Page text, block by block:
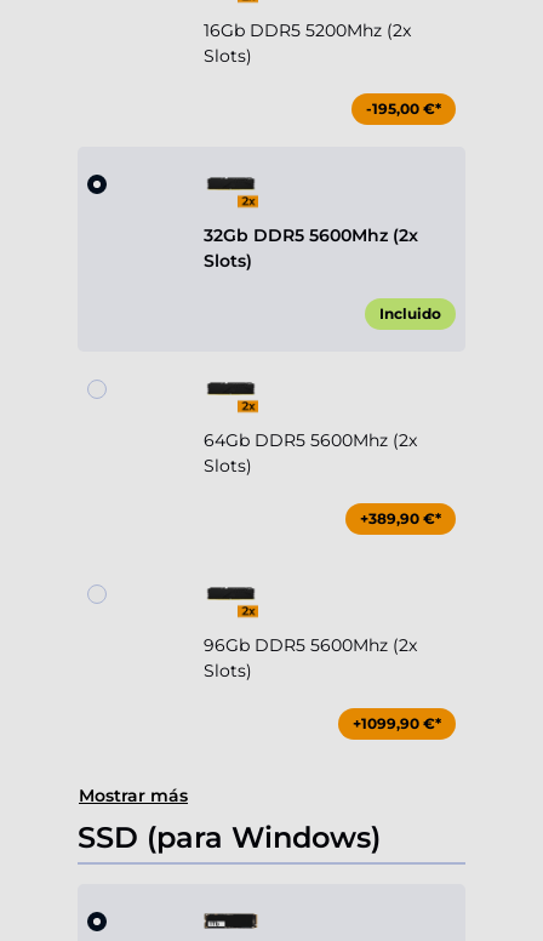
16Gb DDR5 5200Mhz (2x
Slots)
-195,00 €*
32Gb DDR5 5600Mhz (2x
Slots)
Incluido
64Gb DDR5 5600Mhz (2x
Slots)
+389,90 €*
96Gb DDR5 5600Mhz (2x
Slots)
+1099,90 €*
Mostrar más
SSD (para Windows)